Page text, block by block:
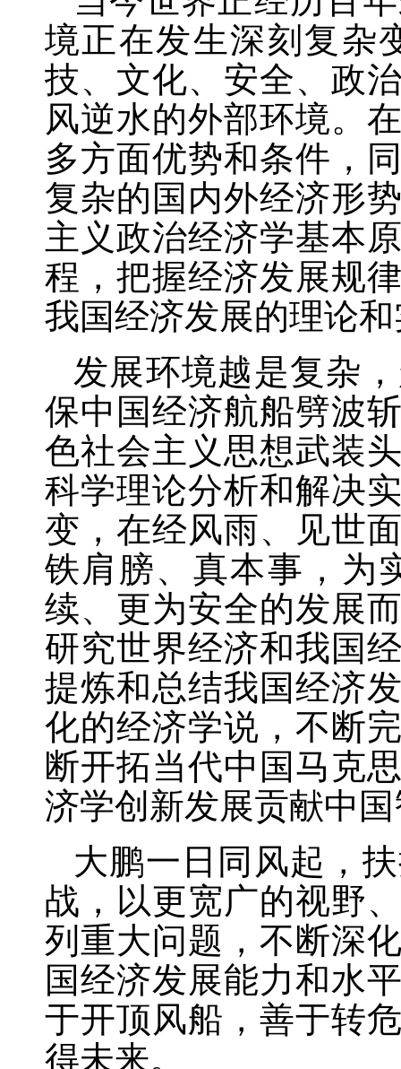
境正在发生深刻复杂
技、文化、安全、政
风逆水的外部环境。
多方面优势和条件，
复杂的国内外经济形
主义政治经济学基本
程，把握经济发展规
我国经济发展的理论
发展环境越是复杂
保中国经济航船劈波
色社会主义思想武装
科学理论分析和解决
变，在经风雨、见世
铁肩膀、真本事，为
续、更为安全的发展
研究世界经济和我国
提炼和总结我国经济
化的经济学说，不断
断开拓当代中国马克
济学创新发展贡献中
大鹏一日同风起，
战，以更宽广的视野
列重大问题，不断深
国经济发展能力和水
于开顶风船，善于转
得未来。